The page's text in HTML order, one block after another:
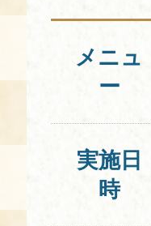
空き
使用
食の
展示
講
メニュ
ー
実施日
時